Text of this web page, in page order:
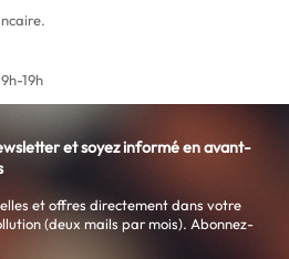
19h
et soyez informé en avant-
et offres directement dans votre
(deux mails par mois). Abonnez-